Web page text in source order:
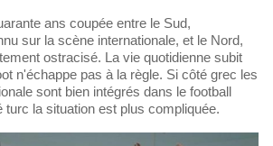
ans coupée entre le Sud,
sur la scène internationale, et le Nord,
ostracisé. La vie quotidienne subit
n'échappe pas à la règle. Si côté grec les
sont bien intégrés dans le football
turc la situation est plus compliquée.